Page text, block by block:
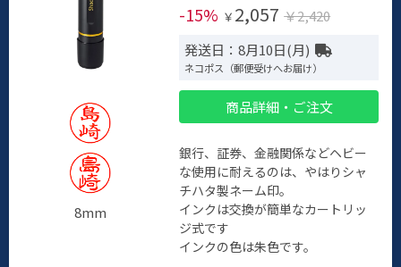
8mm
-15% ￥ 2,057 ￥2,420
発送日：8月10日(月)
ネコポス（郵便受けへお届け）
商品詳細・ご注文
銀行、証券、金融関係などヘビー
な使用に耐えるのは、やはりシャ
チハタ製ネーム印。
インクは交換が簡単なカートリッ
ジ式です
インクの色は朱色です。